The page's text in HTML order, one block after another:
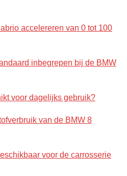
accelereren van 0 tot 100
inbegrepen bij de BMW
voor dagelijks gebruik?
van de BMW 8
voor de carrosserie